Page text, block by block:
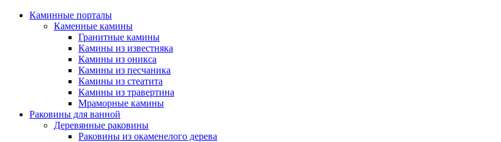
Каминные порталы
Каменные камины
Гранитные камины
Камины из известняка
Камины из оникса
Камины из песчаника
Камины из стеатита
Камины из травертина
Мраморные камины
Раковины для ванной
Деревянные раковины
Раковины из окаменелого дерева